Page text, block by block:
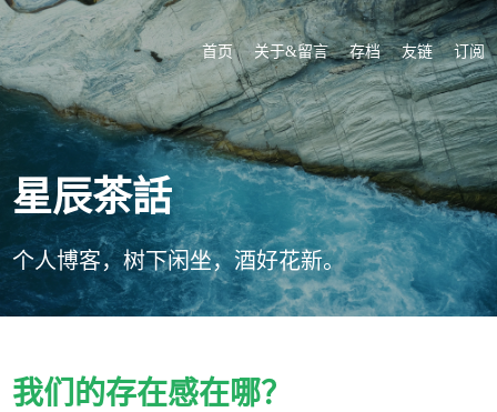
首页 关于&留言 存档 友链 订阅
星辰茶話
个人博客，树下闲坐，酒好花新。
我们的存在感在哪？